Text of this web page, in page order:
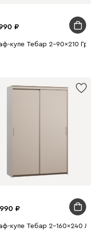
зеркал
купе Тебар 2-90x210
1 зеркало
купе Тебар 2-160x240